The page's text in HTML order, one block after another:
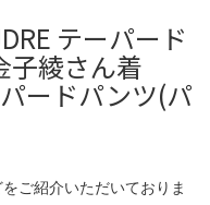
テーパード
綾さん着
ードパンツ(パ
ご紹介いただいておりま